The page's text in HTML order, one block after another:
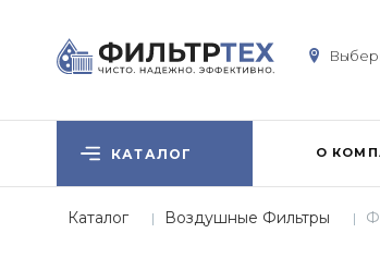
КАТАЛОГ О
Каталог Воздушные Фильтры